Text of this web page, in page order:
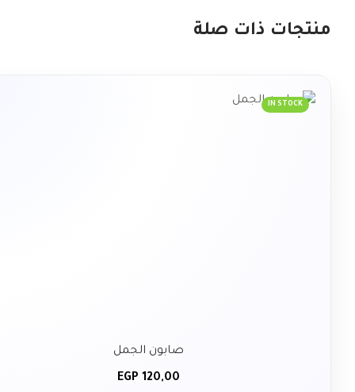
منتجات ذات صلة
IN STOCK
صابون الجمل
EGP 120,00